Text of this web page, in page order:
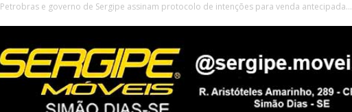
Petrobras e governo de Sergipe assinam protocolo de intenções para venda antecipada...